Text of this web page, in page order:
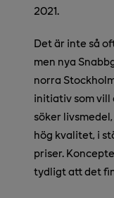
2021.
Det är inte så
men nya
norra
initiativ som vill
söker
hög kvalitet, i
priser.
tydligt att det